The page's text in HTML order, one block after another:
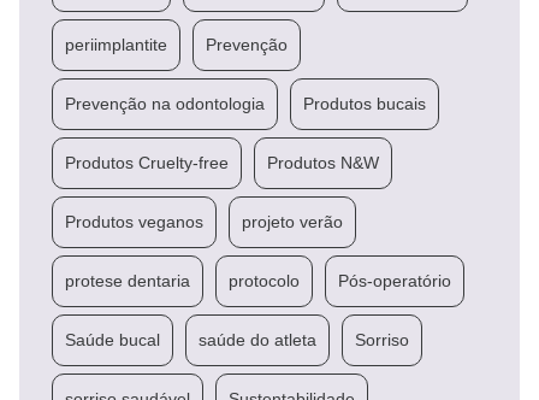
periimplantite Prevenção
Prevenção na odontologia Produtos bucais
Produtos Cruelty-free Produtos N&W
Produtos veganos projeto verão
protese dentaria protocolo Pós-operatório
Saúde bucal saúde do atleta Sorriso